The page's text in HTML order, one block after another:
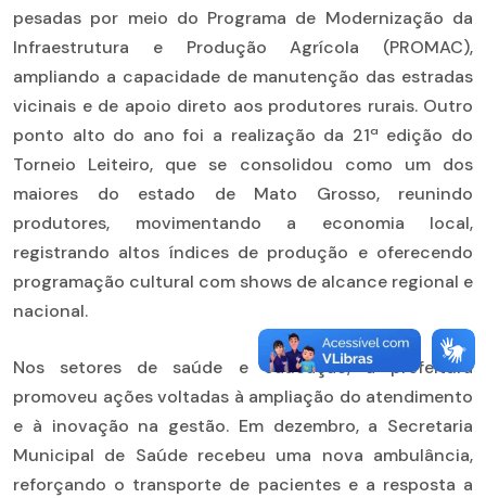
pesadas por meio do Programa de Modernização da
Infraestrutura e Produção Agrícola (PROMAC),
ampliando a capacidade de manutenção das estradas
vicinais e de apoio direto aos produtores rurais. Outro
ponto alto do ano foi a realização da 21ª edição do
Torneio Leiteiro, que se consolidou como um dos
maiores do estado de Mato Grosso, reunindo
produtores, movimentando a economia local,
registrando altos índices de produção e oferecendo
programação cultural com shows de alcance regional e
nacional.
Nos setores de saúde e educação, a prefeitura
promoveu ações voltadas à ampliação do atendimento
e à inovação na gestão. Em dezembro, a Secretaria
Municipal de Saúde recebeu uma nova ambulância,
reforçando o transporte de pacientes e a resposta a